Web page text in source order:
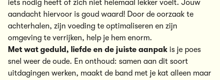
iets nodig heeft of zich niet helemaal lekker voelt. Jouw
aandacht hiervoor is goud waard! Door de oorzaak te
achterhalen, zijn voeding te optimaliseren en zijn
omgeving te verrijken, help je hem enorm.
Met wat geduld, liefde en de juiste aanpak is je poes
snel weer de oude. En onthoud: samen aan dit soort
uitdagingen werken, maakt de band met je kat alleen maar